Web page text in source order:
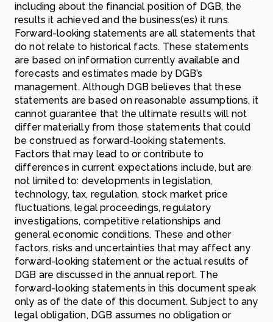
including about the financial position of DGB, the
results it achieved and the business(es) it runs.
Forward-looking statements are all statements that
do not relate to historical facts. These statements
are based on information currently available and
forecasts and estimates made by DGB’s
management. Although DGB believes that these
statements are based on reasonable assumptions, it
cannot guarantee that the ultimate results will not
differ materially from those statements that could
be construed as forward-looking statements.
Factors that may lead to or contribute to
differences in current expectations include, but are
not limited to: developments in legislation,
technology, tax, regulation, stock market price
fluctuations, legal proceedings, regulatory
investigations, competitive relationships and
general economic conditions. These and other
factors, risks and uncertainties that may affect any
forward-looking statement or the actual results of
DGB are discussed in the annual report. The
forward-looking statements in this document speak
only as of the date of this document. Subject to any
legal obligation, DGB assumes no obligation or